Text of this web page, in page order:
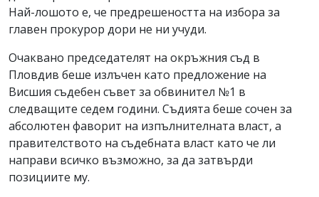
Най-лошото е, че предрешеността на избора за
главен прокурор дори не ни учуди.
Очаквано председателят на окръжния съд в
Пловдив беше излъчен като предложение на
Висшия съдебен съвет за обвинител №1 в
следващите седем години. Съдията беше сочен за
абсолютен фаворит на изпълнителната власт, а
правителството на съдебната власт като че ли
направи всичко възможно, за да затвърди
позициите му.